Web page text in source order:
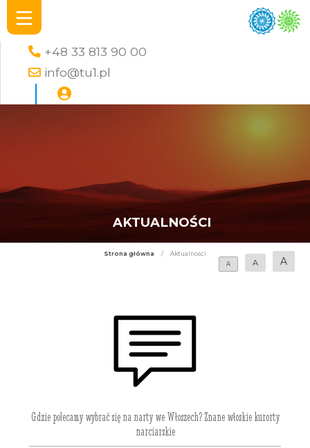
+48 33 813 90 00
info@tu1.pl
AKTUALNOŚCI
Strona główna /
Aktualności
A
A A
Gdzie polecamy wybrać się na narty we Włoszech? Znane włoskie kurorty
narciarskie